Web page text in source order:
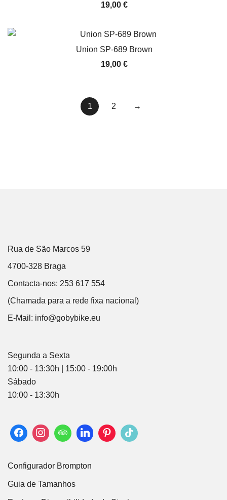
19,00 €
Union SP-689 Brown
19,00 €
1 2 →
Rua de São Marcos 59
4700-328 Braga
Contacta-nos: 253 617 554
(Chamada para a rede fixa nacional)
E-Mail: info@gobybike.eu
Segunda a Sexta
10:00 - 13:30h | 15:00 - 19:00h
Sábado
10:00 - 13:30h
Configurador Brompton
Guia de Tamanhos